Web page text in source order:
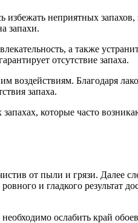
неприятных
запахи.
а также
отсутствие запаха.
воздействиям. Благодаря
запаха.
которые часто
от пыли и грязи. Далее
и гладкого результат
ослабить край